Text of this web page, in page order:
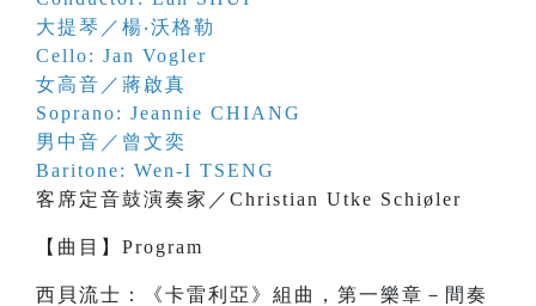
大提琴／楊‧沃格勒
Cello: Jan Vogler
女高音／蔣啟真
Soprano: Jeannie CHIANG
男中音／曾文奕
Baritone: Wen-I TSENG
客席定音鼓演奏家／Christian Utke Schiøler
【 曲目 】 Program
西貝流士：《卡雷利亞》組曲，第一樂章－間奏